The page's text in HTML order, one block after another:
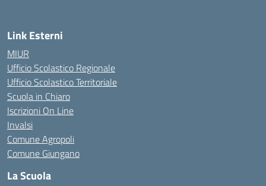
Link Esterni
MIUR
Ufficio Scolastico Regionale
Ufficio Scolastico Territoriale
Scuola in Chiaro
Iscrizioni On Line
Invalsi
Comune Agropoli
Comune Giungano
La Scuola